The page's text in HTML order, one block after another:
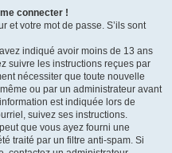
connecter !
et votre mot de passe. S’ils sont
indiqué avoir moins de 13 ans
suivre les instructions reçues par
nécessiter que toute nouvelle
ou par un administrateur avant
est indiquée lors de
suivez ses instructions.
que vous ayez fourni une
traité par un filtre anti-spam. Si